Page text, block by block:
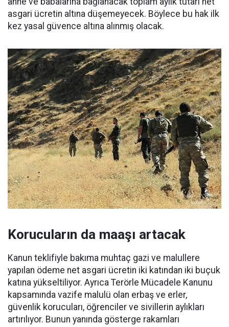
asgari ücretin altına düşemeyecek. Böylece bu hak ilk
kez yasal güvence altına alınmış olacak.
Korucuların da maaşı artacak
Kanun teklifiyle bakıma muhtaç gazi ve malullere
yapılan ödeme net asgari ücretin iki katından iki buçuk
katına yükseltiliyor. Ayrıca Terörle Mücadele Kanunu
kapsamında vazife malulü olan erbaş ve erler,
güvenlik korucuları, öğrenciler ve sivillerin aylıkları
artırılıyor. Bunun yanında gösterge rakamları